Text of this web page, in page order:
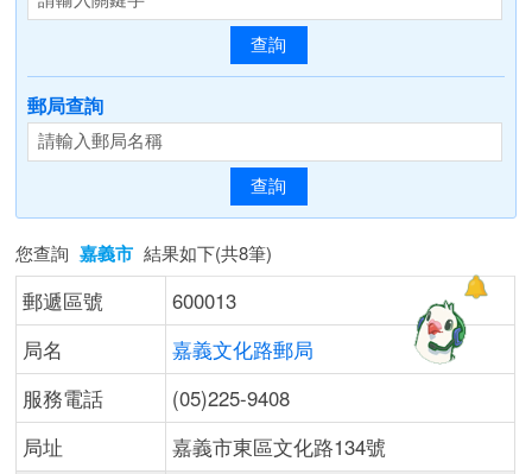
郵局查詢
您查詢 嘉義市 結果如下(共8筆)
郵遞區號
600013
局名
嘉義文化路郵局
服務電話
(05)225-9408
局址
嘉義市東區文化路134號